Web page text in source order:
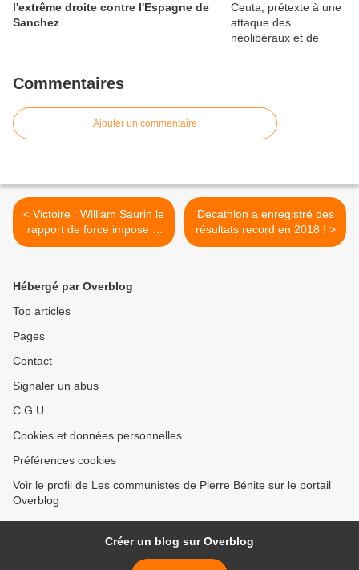
l'extrême droite contre l'Espagne de
Sanchez
Commentaires
Ajouter un commentaire
< Victoire : William Saurin le
rapport de force impose le
maintien des conquis
Decathlon a enregistré des
résultats record en 2018 ! >
Hébergé par Overblog
Top articles
Pages
Contact
Signaler un abus
C.G.U.
Cookies et données personnelles
Préférences cookies
Voir le profil de Les communistes de Pierre Bénite sur le portail
Overblog
Créer un blog sur Overblog